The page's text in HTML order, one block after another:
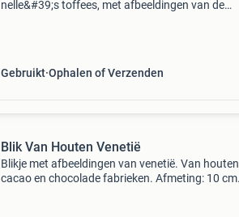
nelle&#39;s toffees, met afbeeldingen van de
Gebruikt Ophalen of Verzenden
Blik Van Houten Venetië
Blikje met afbeeldingen van venetië. Van houten
cacao en chocolade fabrieken. Afmeting: 10 cm